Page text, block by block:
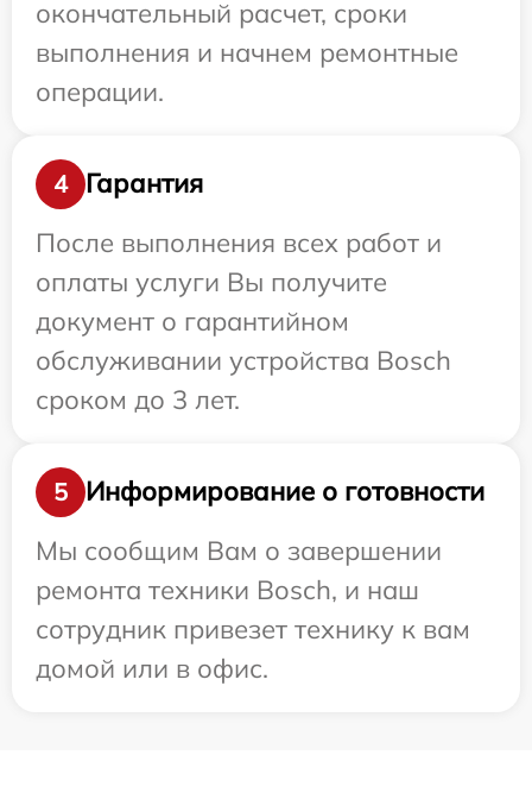
окончательный расчет, сроки
выполнения и начнем ремонтные
операции.
4
Гарантия
После выполнения всех работ и
оплаты услуги Вы получите
документ о гарантийном
обслуживании устройства Bosch
сроком до 3 лет.
5
Информирование о готовности
Мы сообщим Вам о завершении
ремонта техники Bosch, и наш
сотрудник привезет технику к вам
домой или в офис.